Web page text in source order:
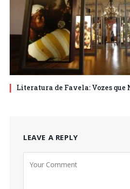
Literatura de Favela: Vozes que
LEAVE A REPLY